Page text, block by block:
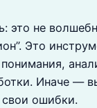
это не
Это
Иначе —
свои ошибки.